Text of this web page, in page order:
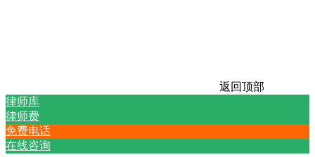
返回顶部
律师库
律师费
免费电话
在线咨询